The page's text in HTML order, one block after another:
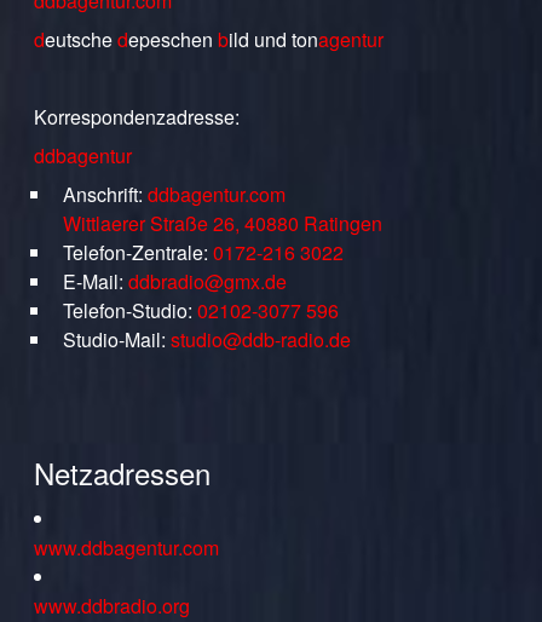
deutschedepeschen bild undtonagentur
Korrespondenzadresse:
ddbagentur
Anschrift: ddbagentur.com
Wittlaerer Straße 26, 40880 Ratingen
Telefon-Zentrale: 0172-216 3022
E-Mail: ddbradio@gmx.de
Telefon-Studio: 02102-3077 596
Studio-Mail: studio@ddb-radio.de
Netzadressen
www.ddbagentur.com
www.ddbradio.org